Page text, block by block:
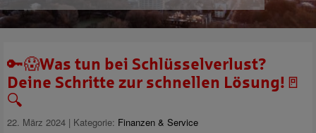
🔑😱Was tun bei Schlüsselverlust?
Deine Schritte zur schnellen Lösung!🚪
🔍
22. März 2024 | Kategorie: Finanzen & Service